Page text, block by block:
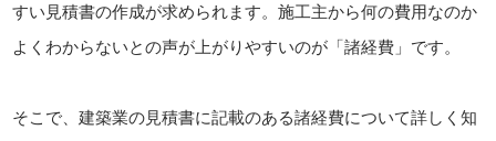
すい見積書の作成が求められます。施工主から何の費用なのか
よくわからないとの声が上がりやすいのが「諸経費」です。
そこで、建築業の見積書に記載のある諸経費について詳しく知